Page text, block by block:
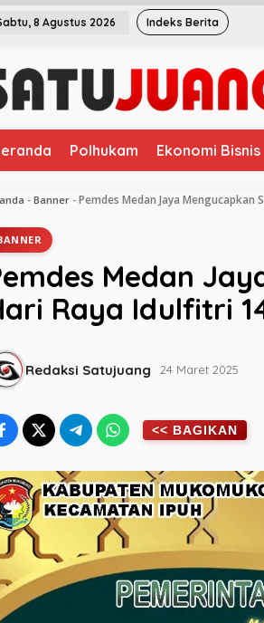
8 Agustus 2026 Indeks Berita
Polhukam Ekonomi Bisnis
- Banner - Pemdes Medan Jaya
Medan
Raya Idulfitri
Redaksi Satujuang 24 Maret 2025